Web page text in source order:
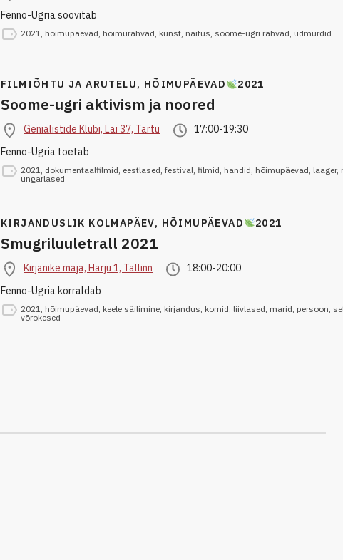
Fenno-Ugria soovitab
2021, hõimupäevad, hõimurahvad, kunst, näitus, soome-ugri rahvad, udmurdid
FILMIÕHTU JA ARUTELU, HÕIMUPÄEVAD 2021
Soome-ugri aktivism ja noored
Genialistide Klubi, Lai 37, Tartu
17:00-19:30
Fenno-Ugria toetab
2021, dokumentaalfilmid, eestlased, festival, filmid, handid, hõimupäevad, laager,
ungarlased
KIRJANDUSLIK KOLMAPÄEV, HÕIMUPÄEVAD 2021
Smugriluuletrall 2021
Kirjanike maja, Harju 1, Tallinn
18:00-20:00
Fenno-Ugria korraldab
2021, hõimupäevad, keele säilimine, kirjandus, komid, liivlased, marid, persoon,
võrokesed